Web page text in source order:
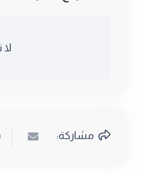
لا
مشاركة: